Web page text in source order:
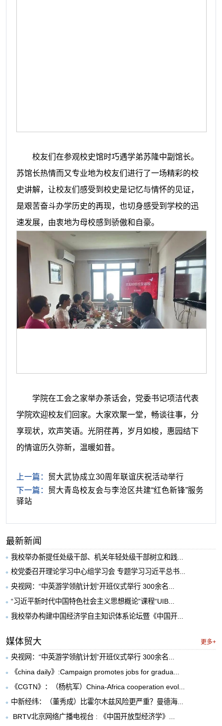
校友们在参观校史馆时巧遇学弟苏隆中副馆长。
苏馆长热情而又专业地为校友们进行了一场精彩的校
史讲解，让校友们感受到校史是记忆与情怀的见证，
是艰苦奋斗办学历史的再现，也切身感受到学校的迅
速发展，由衷地为母校感到骄傲和自豪。
学院在工会之家举办茶话会，党委书记项洁代表
学院欢迎校友们回家。大家欢聚一堂，畅谈往事，分
享现状，欢声笑语。光阴荏苒，岁月如梭，惠园结下
的情谊历久弥新，温暖如昔。
上一篇： 贸大武协成立30周年联谊庆祝活动举行
下一篇： 贸大青岛校友会与李沧区共建“红色新锋”服务
驿站
最新新闻
我校举办新提任处级干部、机关年轻处级干部树立和践...
校党委召开理论学习中心组学习会 专题学习习近平总书...
央视网：“中英游学领航计划”开班仪式举行 300余名...
“习近平新时代中国特色社会主义思想概论”课程“UIB...
我校举办构建中国经济学自主知识体系论坛暨《中国开...
媒体贸大 更多+
央视网：“中英游学领航计划”开班仪式举行 300余名...
《china daily》:Campaign promotes jobs for gradua...
《CGTN》：（杨杭军）China-Africa cooperation evol...
中新经纬：（董秀成）比霍尔木兹风险更严重？曼德海...
​ BRTV北京网络广播电视台 : 《中国开放型经济学》...